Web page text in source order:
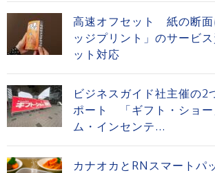
高速オフセット 紙の断面
ッジプリント」のサービ
ット対応
ビジネスガイド社主催の2
ポート 「ギフト・ショー
ム・インセンテ...
カナオカとRNスマート